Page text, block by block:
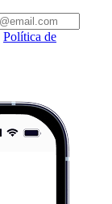
Política de